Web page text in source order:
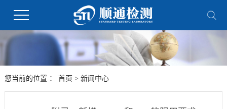
您当前的位置 ： 首页 > 新闻中心